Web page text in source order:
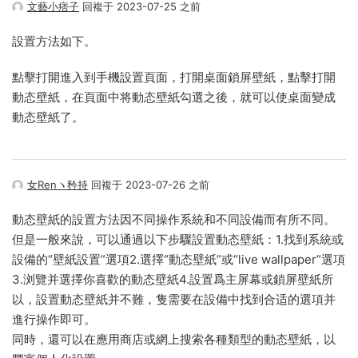
文藝小痞子 回複于 2023-07-25 之前
設置方法如下。
點擊打開進入到手機設置頁面，打開桌面鎖屏壁紙，點擊打開
動态壁紙，在頁面中将動态壁紙勾選之後，就可以使桌面變成
動态壁紙了。
女Renヽ矜持 回複于 2023-07-26 之前
動态壁紙的設置方法因不同操作系統和不同設備而有所不同。
但是一般來說，可以通過以下步驟設置動态壁紙：1.找到系統或
設備的“壁紙設置”選項2.選擇“動态壁紙”或“live wallpaper”選項
3.浏覽并選擇你喜歡的動态壁紙4.設置爲主屏幕或鎖屏壁紙所
以，設置動态壁紙并不難，隻需要在設備中找到合适的選項并
進行操作即可。
同時，還可以在應用商店或網上搜索各種類型的動态壁紙，以